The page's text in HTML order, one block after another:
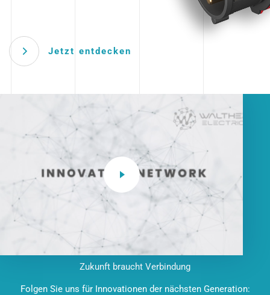
Jetzt entdecken
Zukunft braucht Verbindung
Folgen Sie uns für Innovationen der nächsten Generation: